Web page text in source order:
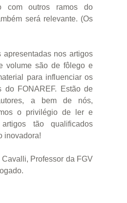
com outros ramos do
será relevante. (Os
apresentadas nos artigos
volume são de fôlego e
para influenciar os
do FONAREF. Estão de
a bem de nós,
o privilégio de ler e
tão qualificados
inovadora!
Professor da FGV